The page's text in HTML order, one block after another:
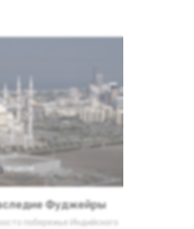
, пешком
Фуджейры
побережье Индийского